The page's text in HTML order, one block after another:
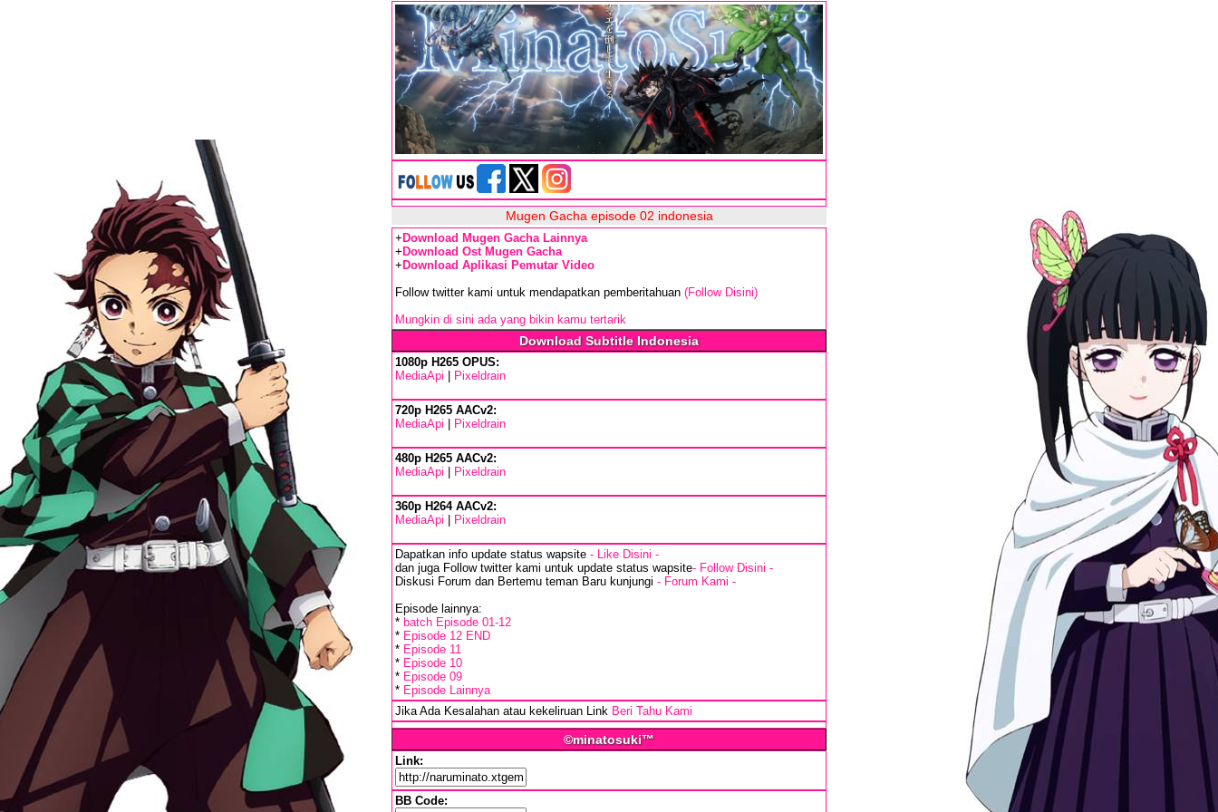
Mugen Gacha episode 02 indonesia
+ Download Mugen Gacha Lainnya
+ Download Ost Mugen Gacha
+ Download Aplikasi Pemutar Video
Follow twitter kami untuk mendapatkan pemberitahuan (Follow Disini)
Mungkin di sini ada yang bikin kamu tertarik
Download Subtitle Indonesia
1080p H265 OPUS:
MediaApi
Pixeldrain
720p H265 AACv2:
MediaApi
Pixeldrain
480p H265 AACv2:
MediaApi
Pixeldrain
360p H264 AACv2:
MediaApi
Pixeldrain
Dapatkan info update status wapsite - Like Disini -
dan juga Follow twitter kami untuk update status wapsite- Follow Disini -
Diskusi Forum dan Bertemu teman Baru kunjungi - Forum Kami -
Episode lainnya:
* batch Episode 01-12
* Episode 12 END
* Episode 11
* Episode 10
* Episode 09
* Episode Lainnya
Jika Ada Kesalahan atau kekeliruan Link Beri Tahu Kami
©minatosuki™
Link:
BB Code: